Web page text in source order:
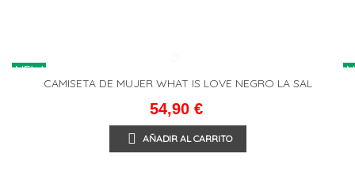
NEW
CAMISETA DE MUJER WHAT IS LOVE NEGRO LA SAL
54,90 €
AÑADIR AL CARRITO